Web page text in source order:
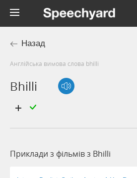
Назад
Англійська вимова слова bhilli
Bhilli
Приклади з фільмів з Bhilli